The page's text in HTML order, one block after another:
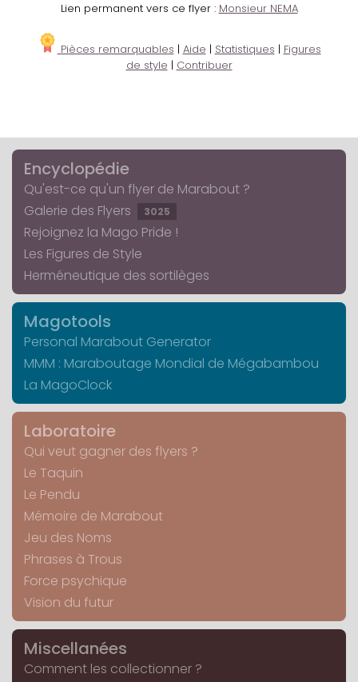
Lien permanent vers ce flyer : Monsieur NEMA
Pièces remarquables | Aide | Statistiques | Figures
de style | Contribuer
Encyclopédie
Qu'est-ce qu'un flyer de Marabout ?
Galerie des Flyers
3025
Rejoignez la Mago Pride !
Les Figures de Style
Herméneutique des sortilèges
Magotools
Personal Marabout Generator
MMM : Maraboutage Mondial de Mégabambou
La MagoClock
Laboratoire
Qui veut gagner des flyers ?
Le Taquin
Le Pendu
Mémoire de Marabout
Jeu des Noms
Phrases à Trous
Force psychique
Vision du futur
Miscellanées
Comment les collectionner ?